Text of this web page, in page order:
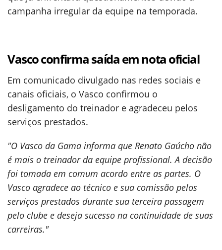
campanha irregular da equipe na temporada.
Vasco confirma saída em nota oficial
Em comunicado divulgado nas redes sociais e
canais oficiais, o Vasco confirmou o
desligamento do treinador e agradeceu pelos
serviços prestados.
"O Vasco da Gama informa que Renato Gaúcho não
é mais o treinador da equipe profissional. A decisão
foi tomada em comum acordo entre as partes. O
Vasco agradece ao técnico e sua comissão pelos
serviços prestados durante sua terceira passagem
pelo clube e deseja sucesso na continuidade de suas
carreiras."